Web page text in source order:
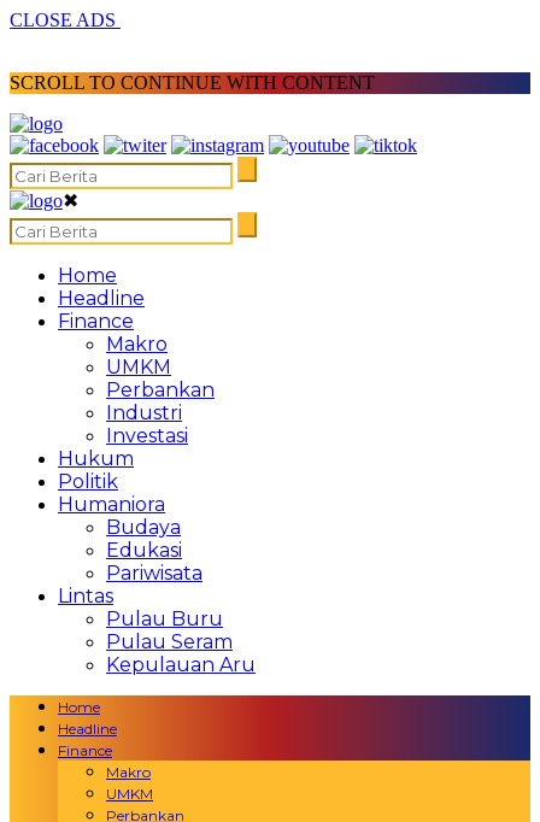
CLOSE ADS
SCROLL TO CONTINUE WITH CONTENT
✖
Home
Headline
Finance
Makro
UMKM
Perbankan
Industri
Investasi
Hukum
Politik
Humaniora
Budaya
Edukasi
Pariwisata
Lintas
Pulau Buru
Pulau Seram
Kepulauan Aru
Home
Headline
Finance
Makro
UMKM
Perbankan